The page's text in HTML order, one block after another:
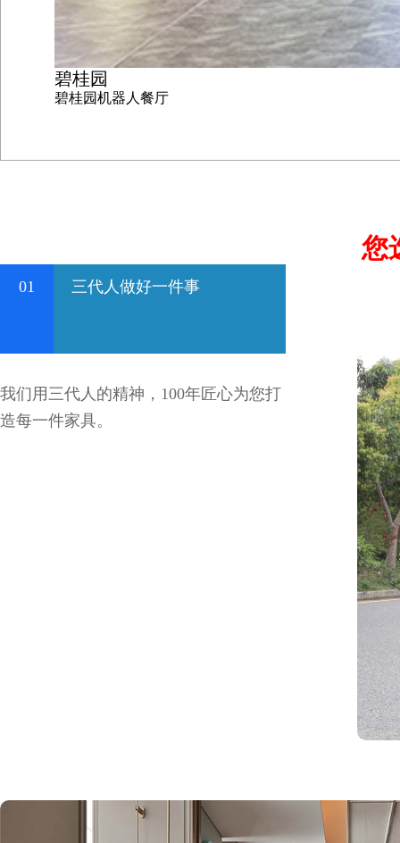
碧桂园
碧桂园机器人餐厅
您
01 三代人做好一件事
我们用三代人的精神，100年匠心为您打
造每一件家具。